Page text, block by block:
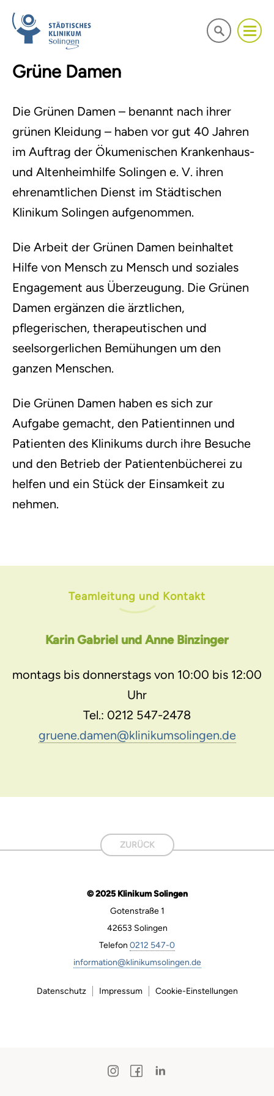
Grüne Damen
Die Grünen Damen – benannt nach ihrer
grünen Kleidung – haben vor gut 40 Jahren
im Auftrag der Ökumenischen Krankenhaus-
und Altenheimhilfe Solingen e. V. ihren
ehrenamtlichen Dienst im Städtischen
Klinikum Solingen aufgenommen.
Die Arbeit der Grünen Damen beinhaltet
Hilfe von Mensch zu Mensch und soziales
Engagement aus Überzeugung. Die Grünen
Damen ergänzen die ärztlichen,
pflegerischen, therapeutischen und
seelsorgerlichen Bemühungen um den
ganzen Menschen.
Die Grünen Damen haben es sich zur
Aufgabe gemacht, den Patientinnen und
Patienten des Klinikums durch ihre Besuche
und den Betrieb der Patientenbücherei zu
helfen und ein Stück der Einsamkeit zu
nehmen.
Teamleitung und Kontakt
Karin Gabriel und Anne Binzinger
montags bis donnerstags von 10:00 bis 12:00
Uhr
Tel.: 0212 547-2478
gruene.damen@klinikumsolingen.de
ZURÜCK
© 2025 Klinikum Solingen
Gotenstraße 1
42653 Solingen
Telefon 0212 547-0
information@klinikumsolingen.de
Datenschutz Impressum Cookie-Einstellungen